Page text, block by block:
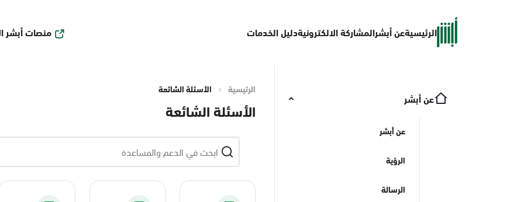
الرئيسيةعن أبشرالمشاركة الالكترونيةدليل الخدمات منصات أبشر
عن أبشر
عن أبشر
الرؤية
الرسالة
الرئيسية الأسئلة الشائعة
الأسئلة الشائعة